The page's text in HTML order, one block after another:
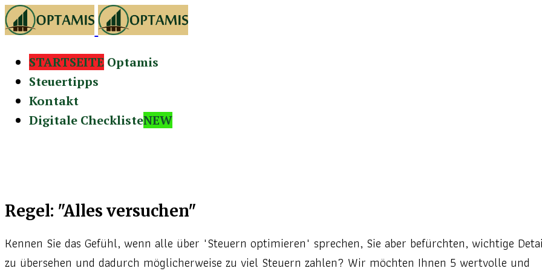
STARTSEITE Optamis
Steuertipps
Kontakt
Digitale ChecklisteNEW
Regel: "Alles versuchen"
Kennen Sie das Gefühl, wenn alle über "Steuern optimieren" sprechen, Sie aber befürchten, wichtige
zu übersehen und dadurch möglicherweise zu viel Steuern zahlen? Wir möchten Ihnen 5 wertvolle und